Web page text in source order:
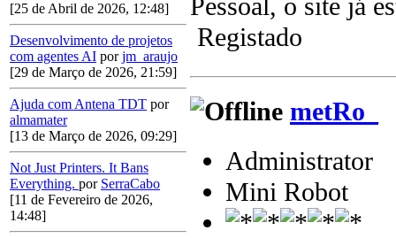
[25 de Abril de 2026, 12:48]
Desenvolvimento de projetos
com agentes AI porjm_araujo
[29 de Março de 2026, 21:59]
Ajuda com Antena TDT por
almamater
[13 de Março de 2026, 09:29]
Not Just Printers. It Bans
Everything. por SerraCabo
[11 de Fevereiro de 2026,
14:48]
Registado
metRo_
Administrator
Mini Robot